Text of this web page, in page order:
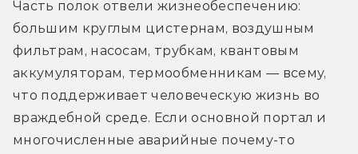
Часть полок отвели жизнеобеспечению:
большим круглым цистернам, воздушным
фильтрам, насосам, трубкам, квантовым
аккумуляторам, термообменникам — всему,
что поддерживает человеческую жизнь во
враждебной среде. Если основной портал и
многочисленные аварийные почему-то